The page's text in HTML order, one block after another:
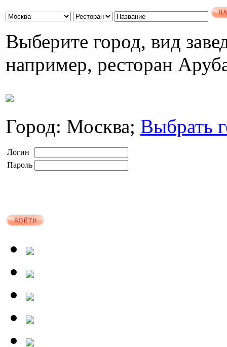
Выберите город, вид
например, ресторан
Город: Москва; Выбрать
Логин
Пароль